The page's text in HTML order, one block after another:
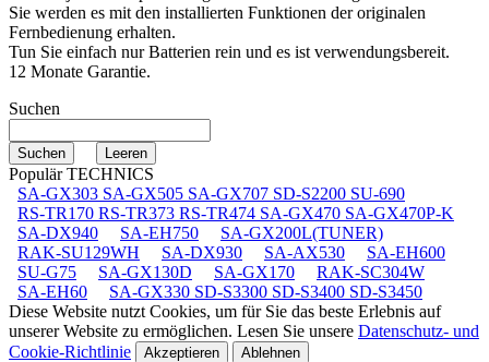
Sie werden es mit den installierten Funktionen der originalen
Fernbedienung erhalten.
Tun Sie einfach nur Batterien rein und es ist verwendungsbereit.
12 Monate Garantie.
Suchen
Populär TECHNICS
SA-GX303 SA-GX505 SA-GX707 SD-S2200 SU-690
RS-TR170 RS-TR373 RS-TR474 SA-GX470 SA-GX470P-K
SA-DX940
SA-EH750
SA-GX200L(TUNER)
RAK-SU129WH
SA-DX930 SA-AX530
SA-EH600
SU-G75
SA-GX130D SA-GX170
RAK-SC304W
SA-EH60
SA-GX330 SD-S3300 SD-S3400 SD-S3450
Diese Website nutzt Cookies, um für Sie das beste Erlebnis auf
unserer Website zu ermöglichen. Lesen Sie unsere Datenschutz- und
Cookie-Richtlinie
Akzeptieren Ablehnen